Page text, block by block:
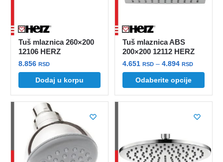
Tuš mlaznica 260×200
12106 HERZ
8.856RSD
Dodaj u korpu
Tuš mlaznica ABS
200×200 12112 HERZ
4.651RSD – 4.894RSDRaspon
cena:
4.651 rsd
4.894 rsd
Odaberite opcije
Ovaj
ima
Opcije
mogu